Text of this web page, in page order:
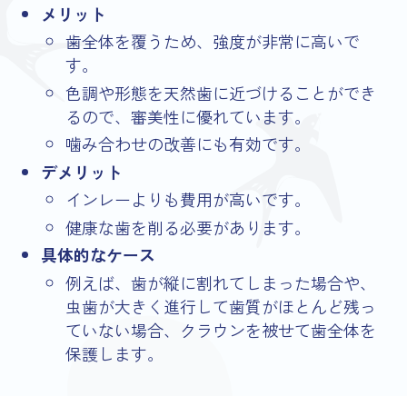
メリット
歯全体を覆うため、強度が非常に高いで
す。
色調や形態を天然歯に近づけることができ
るので、審美性に優れています。
噛み合わせの改善にも有効です。
デメリット
インレーよりも費用が高いです。
健康な歯を削る必要があります。
具体的なケース
例えば、歯が縦に割れてしまった場合や、
虫歯が大きく進行して歯質がほとんど残っ
ていない場合、クラウンを被せて歯全体を
保護します。